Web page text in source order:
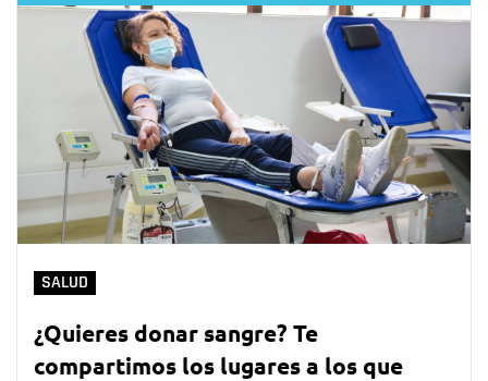
SALUD
¿Quieres donar sangre? Te
compartimos los lugares a los que